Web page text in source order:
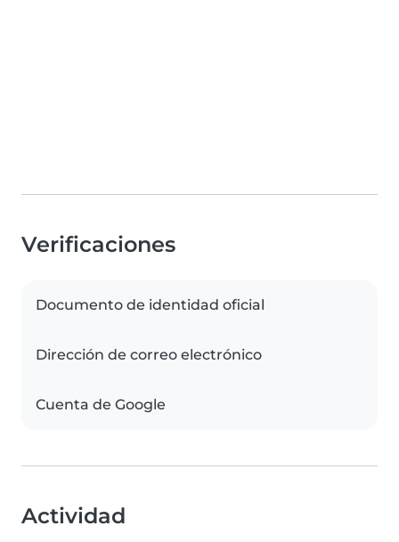
Verificaciones
Documento de identidad oficial
Dirección de correo electrónico
Cuenta de Google
Actividad